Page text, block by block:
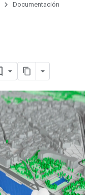
Documentación